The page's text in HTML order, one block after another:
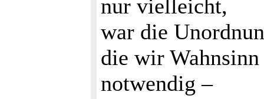
nur vielleicht,
war die
die wir Wahnsinn
notwendig –